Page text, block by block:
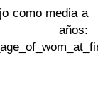
como media a